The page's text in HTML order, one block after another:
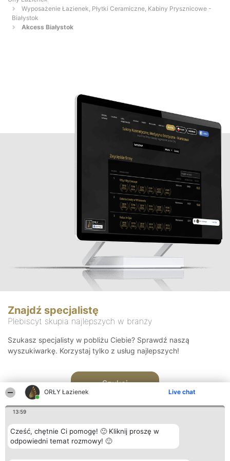
ORŁY Łazienek Live chat
13:59
Cześć, chętnie Ci pomogę! 🙂 Kliknij proszę w
odpowiedni temat rozmowy! 🙂
Wyposażenie Łazienek, Płytki Ceramiczne, Kabiny Prysznicowe -
Białystok
Akcess Białystok
Znajdź specjalistę
Plebiscyt skupia najlepszych w branży
Szukasz specjalisty w pobliżu Ciebie? Sprawdź naszą
wyszukiwarkę. Korzystaj tylko z usług najlepszych!
Szukaj
Organizator plebiscytu Plebiscyt Kontakt